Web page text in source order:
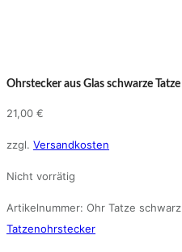
Ohrstecker aus Glas schwarze Tatze
21,00 €
zzgl. Versandkosten
Nicht vorrätig
Artikelnummer: Ohr Tatze schwarz
Tatzenohrstecker